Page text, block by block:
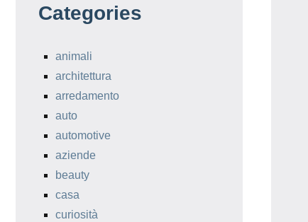
Categories
animali
architettura
arredamento
auto
automotive
aziende
beauty
casa
curiosità